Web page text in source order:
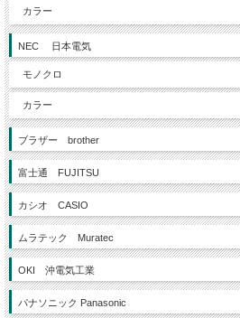
カラー
NEC 日本電気
モノクロ
カラー
ブラザー brother
富士通 FUJITSU
カシオ CASIO
ムラテック Muratec
OKI 沖電気工業
パナソニック Panasonic